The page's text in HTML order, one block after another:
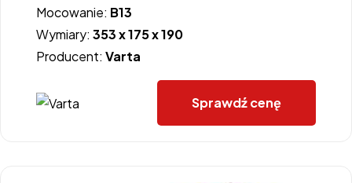
Mocowanie: B13
Wymiary: 353 x 175 x 190
Producent: Varta
Sprawdź cenę